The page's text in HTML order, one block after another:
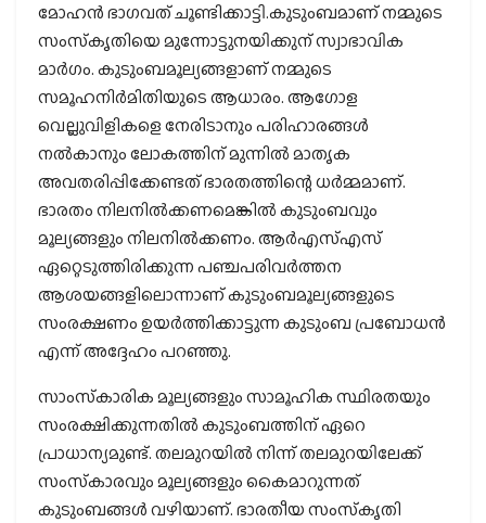
മോഹന്‍ ഭാഗവത് ചൂണ്ടിക്കാട്ടി.കുടുംബമാണ് നമ്മുടെ
സംസ്‌കൃതിയെ മുന്നോട്ടുനയിക്കുന് സ്വാഭാവിക
മാര്‍ഗം. കുടുംബമൂല്യങ്ങളാണ് നമ്മുടെ
സമൂഹനിര്‍മിതിയുടെ ആധാരം. ആഗോള
വെല്ലുവിളികളെ നേരിടാനും പരിഹാരങ്ങള്‍
നല്‍കാനും ലോകത്തിന് മുന്നില്‍ മാതൃക
അവതരിപ്പിക്കേണ്ടത് ഭാരതത്തിന്റെ ധര്‍മ്മമാണ്.
ഭാരതം നിലനില്‍ക്കണമെങ്കില്‍ കുടുംബവും
മൂല്യങ്ങളും നിലനില്‍ക്കണം. ആര്‍എസ്എസ്
ഏറ്റെടുത്തിരിക്കുന്ന പഞ്ചപരിവര്‍ത്തന
ആശയങ്ങളിലൊന്നാണ് കുടുംബമൂല്യങ്ങളുടെ
സംരക്ഷണം ഉയര്‍ത്തിക്കാട്ടുന്ന കുടുംബ പ്രബോധന്‍
എന്ന് അദ്ദേഹം പറഞ്ഞു.
സാംസ്‌കാരിക മൂല്യങ്ങളും സാമൂഹിക സ്ഥിരതയും
സംരക്ഷിക്കുന്നതില്‍ കുടുംബത്തിന് ഏറെ
പ്രാധാന്യമുണ്ട്. തലമുറയില്‍ നിന്ന് തലമുറയിലേക്ക്
സംസ്‌കാരവും മൂല്യങ്ങളും കൈമാറുന്നത്
കുടുംബങ്ങള്‍ വഴിയാണ്. ഭാരതീയ സംസ്‌കൃതി